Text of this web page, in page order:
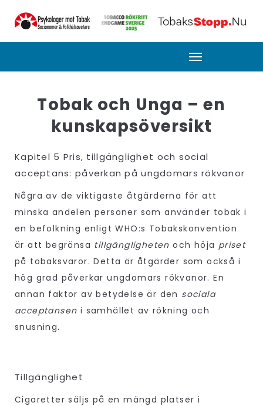
Tobak och Unga – en
kunskapsöversikt
Kapitel 5 Pris, tillgänglighet och social
acceptans: påverkan på ungdomars rökvanor
Några av de viktigaste åtgärderna för att
minska andelen personer som använder tobak i
en befolkning enligt WHO:s Tobakskonvention
är att begränsa tillgängligheten och höja priset
på tobaksvaror. Detta är åtgärder som också i
hög grad påverkar ungdomars rökvanor. En
annan faktor av betydelse är den sociala
acceptansen i samhället av rökning och
snusning.
Tillgänglighet
Cigaretter säljs på en mängd platser i